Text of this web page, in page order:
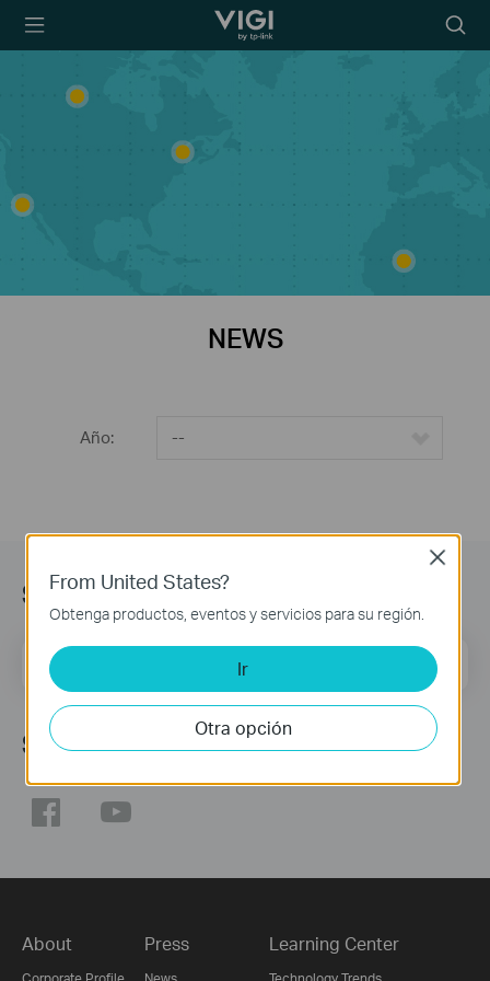
TP-Link, Reliably
icon
NEWS
Año: --
Suscripción
Dirección de correo Regístrate
Síguenos
About Press Learning Center
From United States?
Obtenga productos, eventos y servicios para su región.
Ir
Otra opción
Close